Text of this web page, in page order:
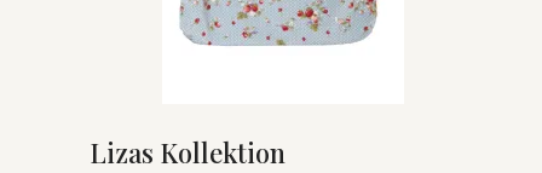
Lizas Kollektion